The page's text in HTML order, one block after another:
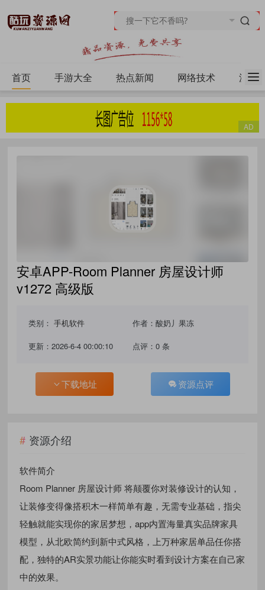
首页 手游大全 热点新闻 网络技术 源码
安卓APP-Room Planner 房屋设计师
v1272 高级版
类别：手机软件 作者：酸奶丿果冻
更新：2026-6-4 00:00:10 点评：0 条
下载地址 资源点评
资源介绍
软件简介
Room Planner 房屋设计师 将颠覆你对装修设计的认知，
让装修变得像搭积木一样简单有趣，无需专业基础，指尖
轻触就能实现你的家居梦想，app内置海量真实品牌家具
模型，从北欧简约到新中式风格，上万种家居单品任你搭
配，独特的AR实景功能让你能实时看到设计方案在自己家
中的效果。